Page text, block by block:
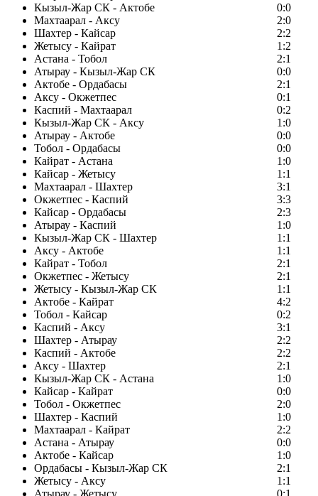
Кызыл-Жар СК - Актобе
0:0
Махтаарал - Аксу
2:0
Шахтер - Кайсар
2:2
Жетысу - Кайрат
1:2
Астана - Тобол
2:1
Атырау - Кызыл-Жар СК
0:0
Актобе - Ордабасы
2:1
Аксу - Окжетпес
0:1
Каспий - Махтаарал
0:2
Кызыл-Жар СК - Аксу
1:0
Атырау - Актобе
0:0
Тобол - Ордабасы
0:0
Кайрат - Астана
1:0
Кайсар - Жетысу
1:1
Махтаарал - Шахтер
3:1
Окжетпес - Каспий
3:3
Кайсар - Ордабасы
2:3
Атырау - Каспий
1:0
Кызыл-Жар СК - Шахтер
1:1
Аксу - Актобе
1:1
Кайрат - Тобол
2:1
Окжетпес - Жетысу
2:1
Жетысу - Кызыл-Жар СК
1:1
Актобе - Кайрат
4:2
Тобол - Кайсар
0:2
Каспий - Аксу
3:1
Шахтер - Атырау
2:2
Каспий - Актобе
2:2
Аксу - Шахтер
2:1
Кызыл-Жар СК - Астана
1:0
Кайсар - Кайрат
0:0
Тобол - Окжетпес
2:0
Шахтер - Каспий
1:0
Махтаарал - Кайрат
2:2
Астана - Атырау
0:0
Актобе - Кайсар
1:0
Ордабасы - Кызыл-Жар СК
2:1
Жетысу - Аксу
1:1